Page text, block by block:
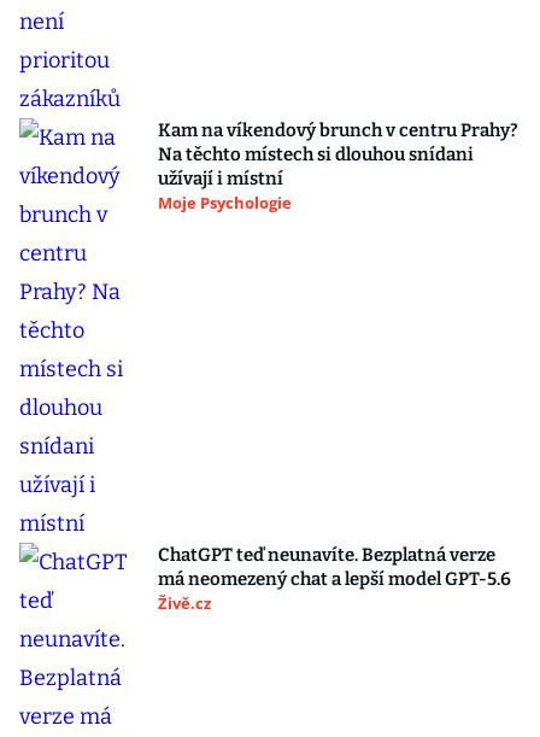
Kam na víkendový brunch v centru Prahy?
Na těchto místech si dlouhou snídani
užívají i místní
Moje Psychologie
ChatGPT teď neunavíte. Bezplatná verze
má neomezený chat a lepší model GPT-5.6
Živě.cz